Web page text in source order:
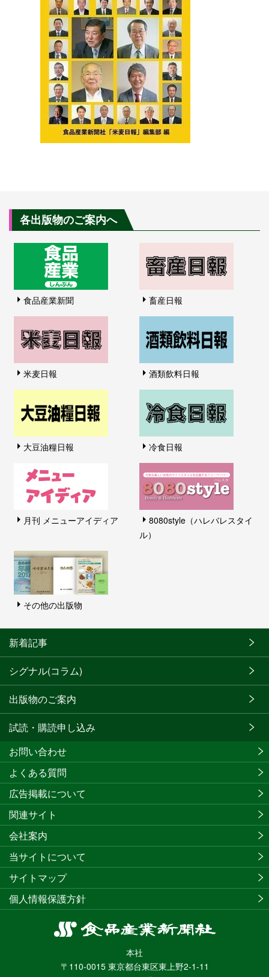
各出版物のご案内へ
食品産業新聞 畜産日報
米麦日報 酒類飲料日報
大豆油糧日報 冷食日報
月刊 メニューアイディア
8080style（ハレバレスタイ
ル）
その他の出版物
新着記事
シグナル(コラム)
出版物のご案内
試読・購読申し込み
食
産
業
本社
〒110-0015 東京都台東区東上野2-1-11
お問い合わせ
よくある質問
広告掲載について
関連サイト
会社案内
当サイトについて
サイトマップ
個人情報保護方針